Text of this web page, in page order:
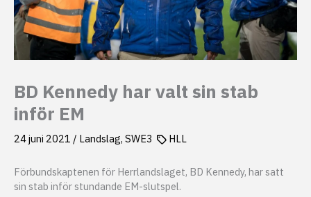
BD Kennedy har valt sin stab
inför EM
24 juni 2021 / Landslag, SWE3 HLL
Förbundskaptenen för Herrlandslaget, BD Kennedy, har satt
sin stab inför stundande EM-slutspel.